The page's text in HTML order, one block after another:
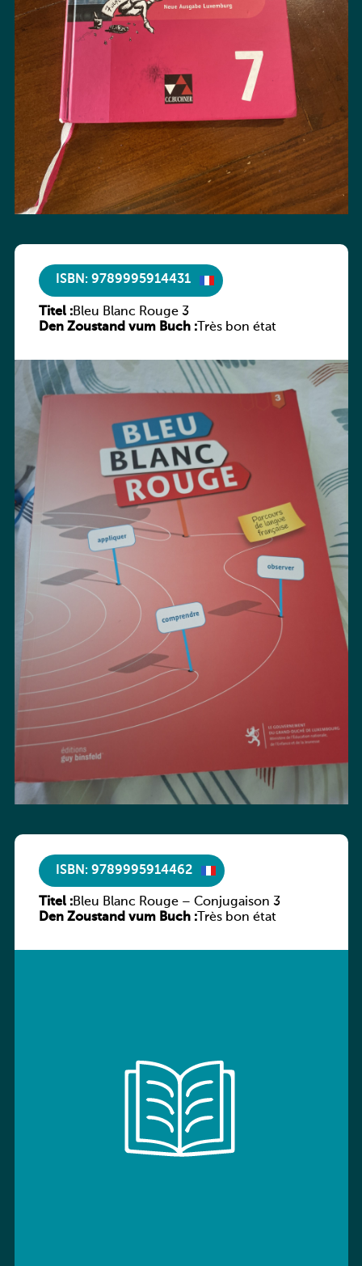
ISBN: 9789995914431
Titel :Bleu Blanc Rouge 3
Den Zoustand vum Buch :Très bon état
ISBN: 9789995914462
Titel :Bleu Blanc Rouge – Conjugaison 3
Den Zoustand vum Buch :Très bon état